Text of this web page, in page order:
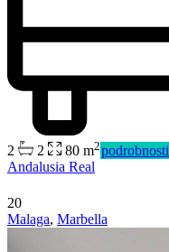
2 2 80 m2podrobnosti
Andalusia Real
20
Malaga, Marbella